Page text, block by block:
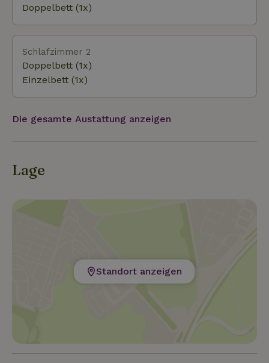
Doppelbett (1x)
Schlafzimmer 2
Doppelbett (1x)
Einzelbett (1x)
Die gesamte Austattung anzeigen
Lage
Standort anzeigen